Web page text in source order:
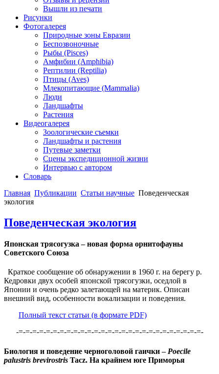
Вышли из печати
Рисунки
Фотогалерея
Природные зоны Евразии
Беспозвоночные
Рыбы (Pisces)
Амфибии (Amphibia)
Рептилии (Reptilia)
Птицы (Aves)
Млекопитающие (Mammalia)
Люди
Ландшафты
Растения
Видеогалерея
Зоологические съемки
Ландшафты и растения
Путевые заметки
Сцены экспедиционной жизни
Интервью с автором
Словарь
Главная Публикации Статьи научные Поведенческая
экология
Поведенческая экология
Японская трясогузка – новая форма орнитофауны
Советского Союза
Краткое сообщение об обнаружении в 1960 г. на берегу р.
Кедровки двух особей японской трясогузки, оседлой в
Японии и очень редко залетающей на материк. Описан
внешний вид, особенности вокализации и поведения.
Полный текст статьи (в формате PDF)
-=-=-=-=-=-=-=-=-=-=-=-=-=-=-=-=-=-=-=-=-=-=-=-=-=-=-=-
Биология и поведение черноголовой гаички – Poecile
palustris brevirostris Tacz. На крайнем юге Приморья